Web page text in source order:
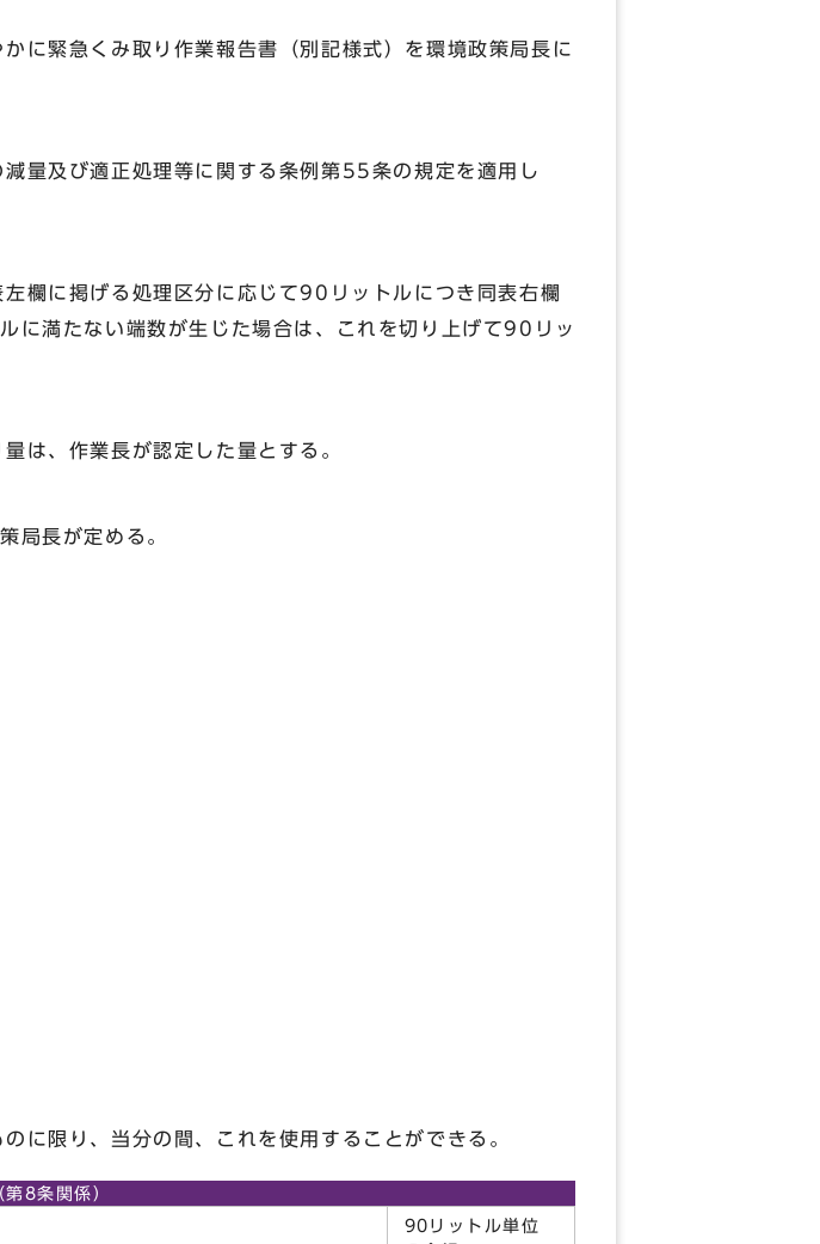
緊急くみ取り作業報告書（別記様式）を環境政策局長に
量及び適正処理等に関する条例第55条の規定を適用し
欄に掲げる処理区分に応じて90リットルにつき同表右欄
に満たない端数が生じた場合は、これを切り上げて90リッ
は、作業長が認定した量とする。
局長が定める。
限り、当分の間、これを使用することができる。
第8条関係）
90リットル単位